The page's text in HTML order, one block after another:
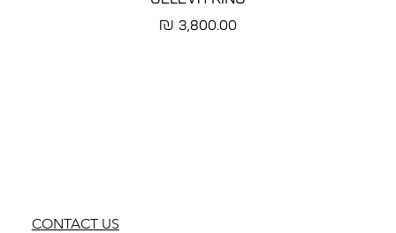
מחיר
CONTACT US